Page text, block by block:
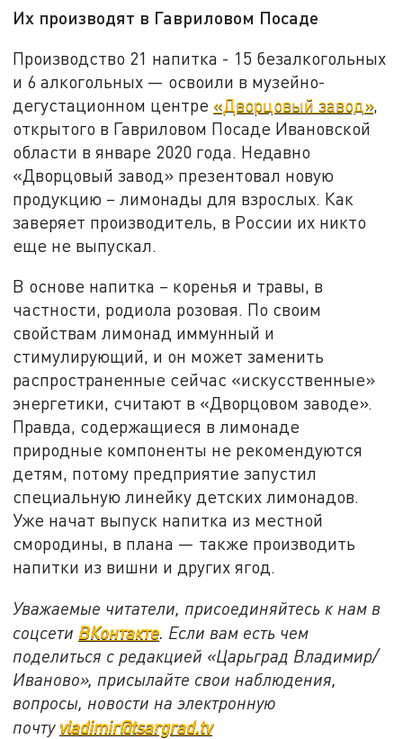
Их производят в Гавриловом Посаде
Производство 21 напитка - 15 безалкогольных
и 6 алкогольных — освоили в музейно-
дегустационном центре «Дворцовый завод»,
открытого в Гавриловом Посаде Ивановской
области в январе 2020 года. Недавно
«Дворцовый завод» презентовал новую
продукцию – лимонады для взрослых. Как
заверяет производитель, в России их никто
еще не выпускал.
В основе напитка – коренья и травы, в
частности, родиола розовая. По своим
свойствам лимонад иммунный и
стимулирующий, и он может заменить
распространенные сейчас «искусственные»
энергетики, считают в «Дворцовом заводе».
Правда, содержащиеся в лимонаде
природные компоненты не рекомендуются
детям, потому предприятие запустил
специальную линейку детских лимонадов.
Уже начат выпуск напитка из местной
смородины, в плана — также производить
напитки из вишни и других ягод.
Уважаемые читатели, присоединяйтесь к нам в
соцсети ВКонтакте. Если вам есть чем
поделиться с редакцией «Царьград Владимир/
Иваново», присылайте свои наблюдения,
вопросы, новости на электронную
почту vladimir@tsargrad.tv